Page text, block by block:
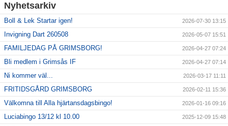
Nyhetsarkiv
Boll & Lek Startar igen! 2026-07-30 13:15
Invigning Dart 260508 2026-05-07 15:51
FAMILJEDAG PÅ GRIMSBORG! 2026-04-27 07:24
Bli medlem i Grimsås IF 2026-04-27 07:14
Ni kommer väl... 2026-03-17 11:11
FRITIDSGÅRD GRIMSBORG 2026-02-11 15:36
Välkomna till Alla hjärtansdagsbingo! 2026-01-16 09:16
Luciabingo 13/12 kl 10.00 2025-12-09 15:48